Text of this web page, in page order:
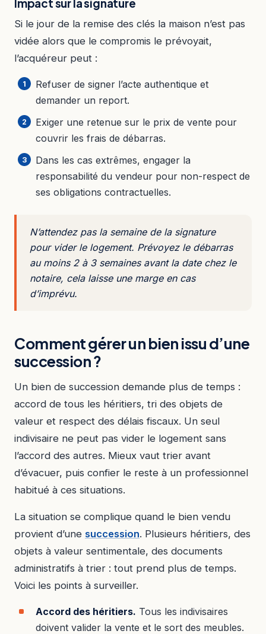
Impact sur la signature
Si le jour de la remise des clés la maison n’est pas
vidée alors que le compromis le prévoyait,
l’acquéreur peut :
Refuser de signer l’acte authentique et
demander un report.
Exiger une retenue sur le prix de vente pour
couvrir les frais de débarras.
Dans les cas extrêmes, engager la
responsabilité du vendeur pour non-respect de
ses obligations contractuelles.
N’attendez pas la semaine de la signature
pour vider le logement. Prévoyez le débarras
au moins 2 à 3 semaines avant la date chez le
notaire, cela laisse une marge en cas
d’imprévu.
Comment gérer un bien issu d’une
succession ?
Un bien de succession demande plus de temps :
accord de tous les héritiers, tri des objets de
valeur et respect des délais fiscaux. Un seul
indivisaire ne peut pas vider le logement sans
l’accord des autres. Mieux vaut trier avant
d’évacuer, puis confier le reste à un professionnel
habitué à ces situations.
La situation se complique quand le bien vendu
provient d’une succession. Plusieurs héritiers, des
objets à valeur sentimentale, des documents
administratifs à trier : tout prend plus de temps.
Voici les points à surveiller.
Accord des héritiers. Tous les indivisaires
doivent valider la vente et le sort des meubles.